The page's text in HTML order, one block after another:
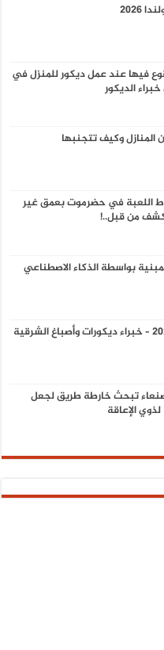
فيها عند عمل ديكور للمنزل في
وكيف تتجنبها
اللعبة في حضرموت بعمق غير
من قبل..!
بواسطة الذكاء الاصطناعي
تبحث خارطة طريق لجعل
الإعاقة